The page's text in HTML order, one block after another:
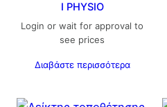
I PHYSIO
Login or wait for approval to
see prices
Διαβάστε περισσότερα